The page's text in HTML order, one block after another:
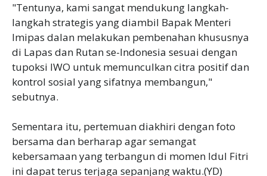
"Tentunya, kami sangat mendukung langkah-
langkah strategis yang diambil Bapak Menteri
Imipas dalan melakukan pembenahan khususnya
di Lapas dan Rutan se-Indonesia sesuai dengan
tupoksi IWO untuk memunculkan citra positif dan
kontrol sosial yang sifatnya membangun,"
sebutnya.
Sementara itu, pertemuan diakhiri dengan foto
bersama dan berharap agar semangat
kebersamaan yang terbangun di momen Idul Fitri
ini dapat terus terjaga sepanjang waktu.(YD)